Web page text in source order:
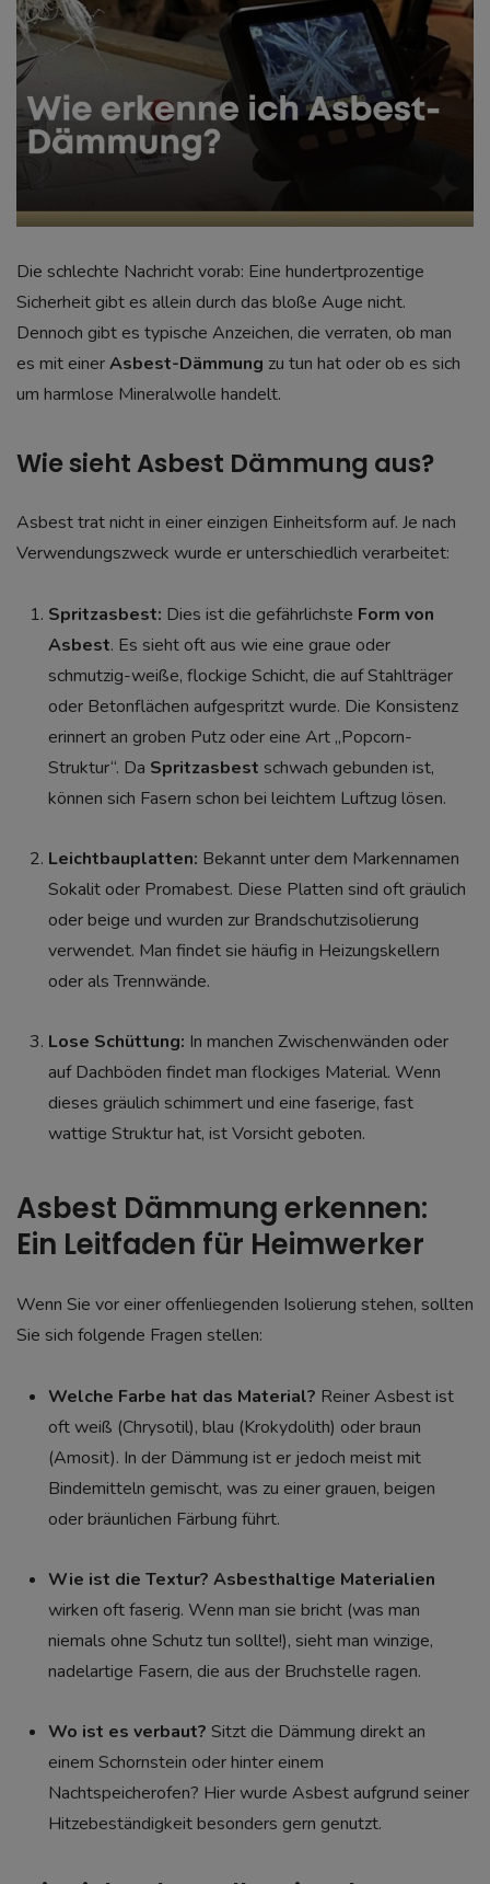
Die schlechte Nachricht vorab: Eine hundertprozentige
Sicherheit gibt es allein durch das bloße Auge nicht.
Dennoch gibt es typische Anzeichen, die verraten, ob man
es mit einerAsbest-Dämmung zu tun hat oder ob es sich
um harmlose Mineralwolle handelt.
Wie sieht Asbest Dämmung aus?
Asbest trat nicht in einer einzigen Einheitsform auf. Je nach
Verwendungszweck wurde er unterschiedlich verarbeitet:
Spritzasbest: Dies ist die gefährlichste Form von
Asbest. Es sieht oft aus wie eine graue oder
schmutzig-weiße, flockige Schicht, die auf Stahlträger
oder Betonflächen aufgespritzt wurde. Die Konsistenz
erinnert an groben Putz oder eine Art „Popcorn-
Struktur“. Da Spritzasbest schwach gebunden ist,
können sich Fasern schon bei leichtem Luftzug lösen.
Leichtbauplatten: Bekannt unter dem Markennamen
Sokalit oder Promabest. Diese Platten sind oft gräulich
oder beige und wurden zur Brandschutzisolierung
verwendet. Man findet sie häufig in Heizungskellern
oder als Trennwände.
Lose Schüttung: In manchen Zwischenwänden oder
auf Dachböden findet man flockiges Material. Wenn
dieses gräulich schimmert und eine faserige, fast
wattige Struktur hat, ist Vorsicht geboten.
Asbest Dämmung erkennen:
Ein Leitfaden für Heimwerker
Wenn Sie vor einer offenliegenden Isolierung stehen, sollten
Sie sich folgende Fragen stellen:
Welche Farbe hat das Material? Reiner Asbest ist
oft weiß (Chrysotil), blau (Krokydolith) oder braun
(Amosit). In der Dämmung ist er jedoch meist mit
Bindemitteln gemischt, was zu einer grauen, beigen
oder bräunlichen Färbung führt.
Wie ist die Textur? Asbesthaltige Materialien
wirken oft faserig. Wenn man sie bricht (was man
niemals ohne Schutz tun sollte!), sieht man winzige,
nadelartige Fasern, die aus der Bruchstelle ragen.
Wo ist es verbaut? Sitzt die Dämmung direkt an
einem Schornstein oder hinter einem
Nachtspeicherofen? Hier wurde Asbest aufgrund seiner
Hitzebeständigkeit besonders gern genutzt.